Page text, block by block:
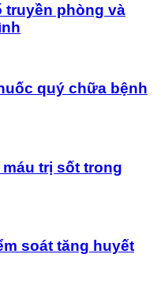
truyền phòng và
quý chữa bệnh
trị sốt trong
soát tăng huyết